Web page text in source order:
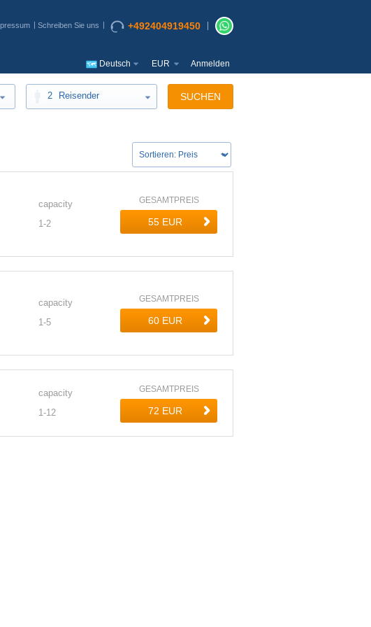
Schreiben Sie uns +492404919450
Deutsch EUR Anmelden
2 Reisender SUCHEN
capacity
1-2
GESAMTPREIS
capacity
1-5
GESAMTPREIS
capacity
1-12
GESAMTPREIS